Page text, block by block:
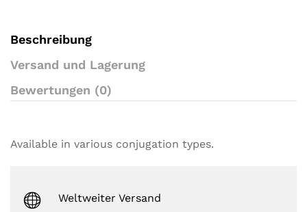
n
Beschreibung
Versand und Lagerung
Bewertungen (0)
Available in various conjugation types.
Weltweiter Versand